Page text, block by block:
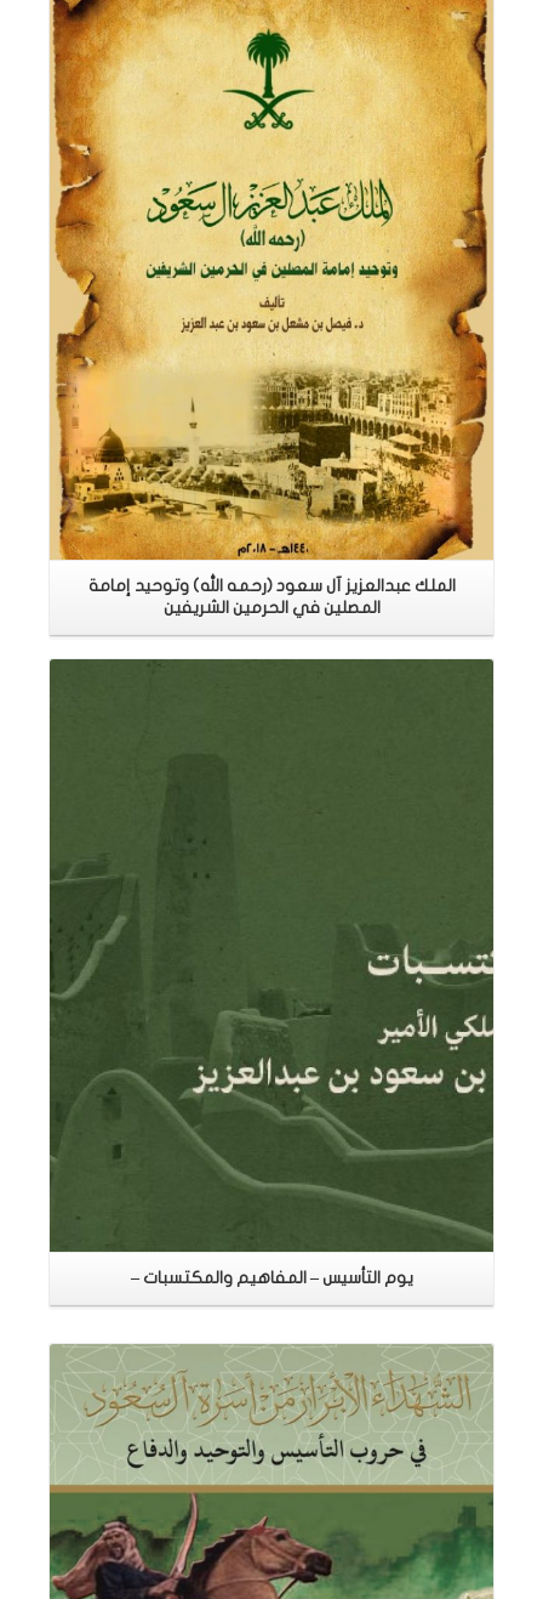
الملك عبدالعزيز آل سعود (رحمه الله) وتوحيد إمامة
المصلين في الحرمين الشريفين
يوم التأسيس – المفاهيم والمكتسبات –
اقرأ المزيد